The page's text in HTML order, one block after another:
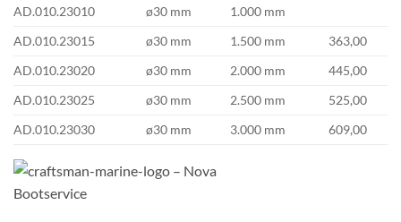
AD.010.23010 ø30 mm
1.000 mm
AD.010.23015
ø30 mm 1.500 mm
363,00
AD.010.23020
ø30 mm 2.000 mm
445,00
AD.010.23025
ø30 mm 2.500 mm
525,00
AD.010.23030
ø30 mm 3.000 mm 609,00